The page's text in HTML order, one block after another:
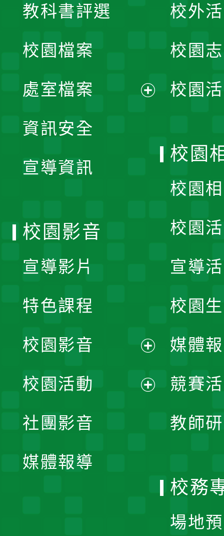
單
教科書評選
校園檔案
處室檔案
資訊安全
宣導資訊
校外
校園
校園
校園
校園
校園
宣導
校園
媒體
競賽
教師
校園影音
宣導影片
特色課程
校園影音
開
校園活動
社團影音
媒體報導
校務
場地